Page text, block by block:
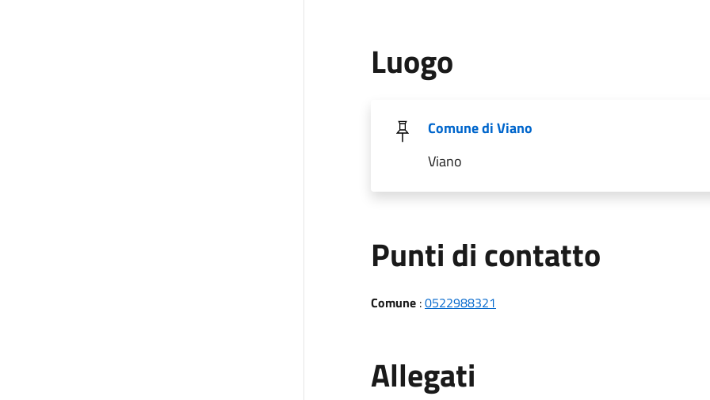
Luogo
Comune di Viano
Viano
Punti di contatto
Comune :0522988321
Allegati